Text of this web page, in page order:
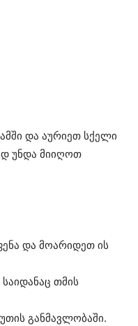
და აურიეთ სქელი
უნდა მიიღოთ
და მოარიდეთ ის
თმის
განმავლობაში.